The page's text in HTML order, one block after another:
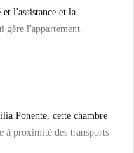
l'assistance et la
gère l'appartement.
Ponente, cette chambre
à proximité des transports